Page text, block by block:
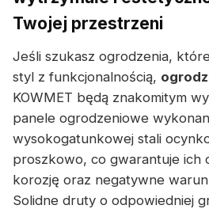
Twojej przestrzeni
Jeśli szukasz ogrodzenia,
styl z funkcjonalnością,
KOWMET będą znakomitym
panele ogrodzeniowe
wysokogatunkowej stali
proszkowo, co gwarantuje ich
korozję oraz negatywne
Solidne druty o odpowiedniej